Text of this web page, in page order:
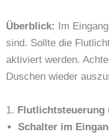
Überblick: Im
sind. Sollte die
aktiviert werden.
Duschen wieder
1. Flutlichtsteuerung
Schalter im